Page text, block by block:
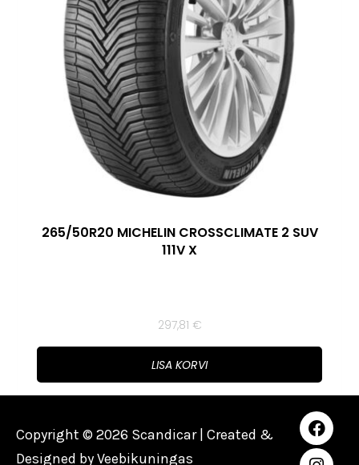
265/50R20 MICHELIN CROSSCLIMATE 2 SUV
111V X
297,81 €
LISA KORVI
Copyright © 2026 Scandicar | Created &
Designed byVeebikuningas